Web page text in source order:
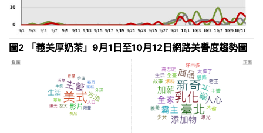
圖2 「義美厚奶茶」9月1日至10月12日網路美譽度趨勢圖